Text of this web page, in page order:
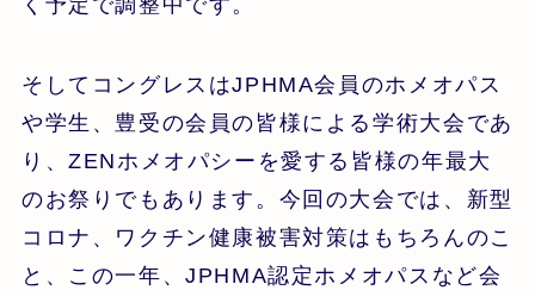
そしてコングレスはJPHMA会員のホメオパス
や学生、豊受の会員の皆様による学術大会であ
り、ZENホメオパシーを愛する皆様の年最大
のお祭りでもあります。今回の大会では、新型
コロナ、ワクチン健康被害対策はもちろんのこ
と、この一年、JPHMA認定ホメオパスなど会